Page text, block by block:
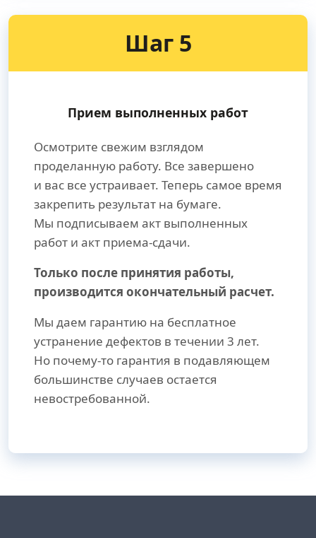
Шаг 5
Прием выполненных работ
Осмотрите свежим взглядом
проделанную работу. Все завершено
и вас все устраивает. Теперь самое время
закрепить результат на бумаге.
Мы подписываем акт выполненных
работ и акт приема-сдачи.
Только после принятия работы,
производится окончательный расчет.
Мы даем гарантию на бесплатное
устранение дефектов в течении 3 лет.
Но почему-то гарантия в подавляющем
большинстве случаев остается
невостребованной.